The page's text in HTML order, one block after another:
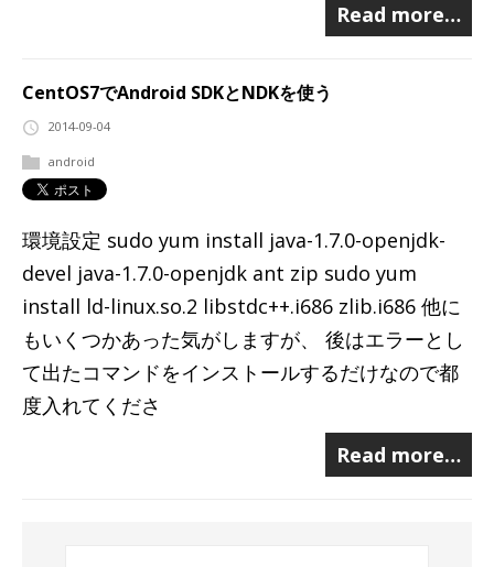
Read more…
CentOS7でAndroid SDKとNDKを使う
2014-09-04
android
環境設定 sudo yum install java-1.7.0-openjdk-
devel java-1.7.0-openjdk ant zip sudo yum
install ld-linux.so.2 libstdc++.i686 zlib.i686 他に
もいくつかあった気がしますが、 後はエラーとし
て出たコマンドをインストールするだけなので都
度入れてくださ
Read more…